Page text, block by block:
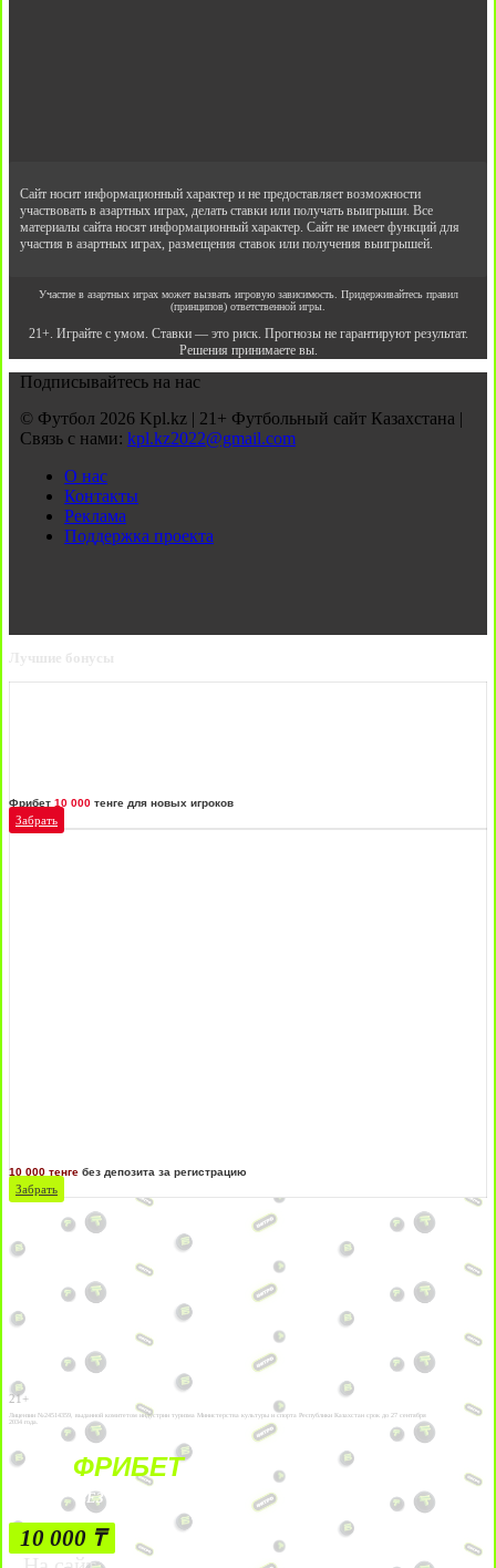
Сайт носит информационный характер и не предоставляет возможности
участвовать в азартных играх, делать ставки или получать выигрыши. Все
материалы сайта носят информационный характер. Сайт не имеет функций для
участия в азартных играх, размещения ставок или получения выигрышей.
Участие в азартных играх может вызвать игровую зависимость. Придерживайтесь правил
(принципов) ответственной игры.
21+. Играйте с умом. Ставки — это риск. Прогнозы не гарантируют результат.
Решения принимаете вы.
Подписывайтесь на нас
© Футбол 2026 Kpl.kz | 21+ Футбольный сайт Казахстана |
Связь с нами: kpl.kz2022@gmail.com
О нас
Контакты
Реклама
Поддержка проекта
Лучшие бонусы
Фрибет 10 000 тенге для новых игроков
Забрать
10 000 тенге без депозита за регистрацию
Забрать
21+
Лицензии №24514359, выданной комитетом индустрии туризма Министерства культуры и спорта Республики Казахстан срок до 27 сентября
2034 года.
ФРИБЕТ
БЕЗ УСЛОВИЙ
10 000 ₸